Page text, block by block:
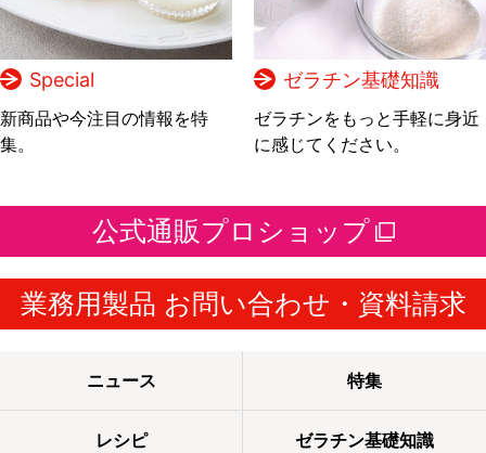
Special
新商品や今注目の情報を特
集。
ゼラチン基礎知識
ゼラチンをもっと手軽に身近
に感じてください。
公式通販プロショップ
業務用製品 お問い合わせ・資料請求
ニュース 特集
レシピ ゼラチン基礎知識